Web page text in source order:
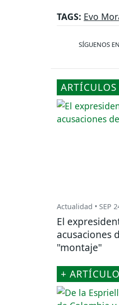
TAGS: Evo
SÍGUENOS
Actualidad • SEP
El
acusaciones
"montaje"
+